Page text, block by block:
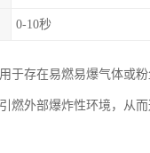
0-10秒
于存在易燃易爆气体或
燃外部爆炸性环境，从